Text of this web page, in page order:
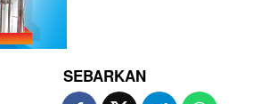
SEBARKAN